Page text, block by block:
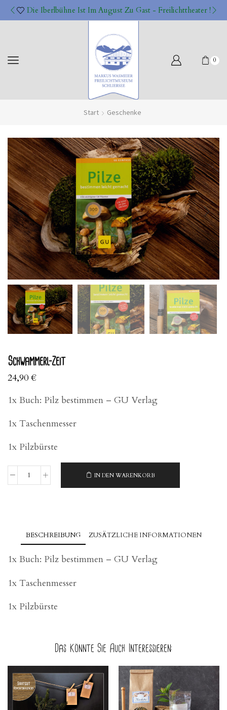
Die Iberlbühne Ist Im August Zu Gast - Freilichttheater !
0
Start Geschenke
Schwammerl-Zeit
24,90€
1x Buch: Pilz bestimmen – GU Verlag
1x Taschenmesser
1x Pilzbürste
Schwammerl-
IN DEN WARENKORB
BESCHREIBUNG ZUSÄTZLICHE INFORMATIONEN
1x Buch: Pilz bestimmen – GU Verlag
1x Taschenmesser
1x Pilzbürste
Das Könnte Sie Auch Interessieren: